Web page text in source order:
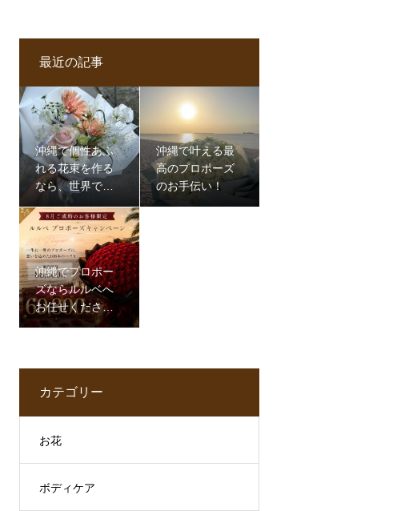
最近の記事
沖縄で個性あふ
れる花束を作る
なら、世界で一
つだけのものを
沖縄で叶える最
高のプロポーズ
のお手伝い！
沖縄でプロポー
ズならルルベへ
お任せください♪
108本バラが特別
カテゴリー
お花
ボディケア